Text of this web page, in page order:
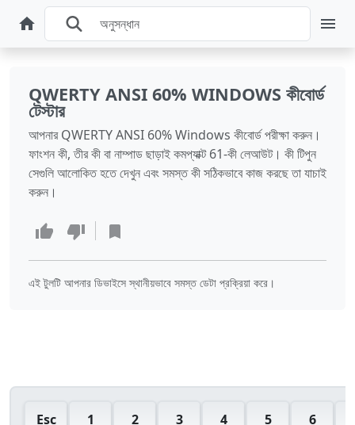
QWERTY ANSI 60% WINDOWS কীবোর্ড
টেস্টার
আপনার QWERTY ANSI 60% Windows কীবোর্ড পরীক্ষা করুন।
ফাংশন কী, তীর কী বা নাম্পাড ছাড়াই কমপ্যাক্ট 61-কী লেআউট। কী টিপুন
সেগুলি আলোকিত হতে দেখুন এবং সমস্ত কী সঠিকভাবে কাজ করছে তা যাচাই
করুন।
এই টুলটি আপনার ডিভাইসে স্থানীয়ভাবে সমস্ত ডেটা প্রক্রিয়া করে।
Esc 1 2 3 4 5 6